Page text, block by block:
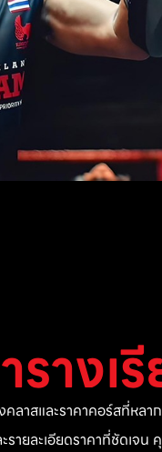
รางเ
คลาสและราคาคอร์สที่หล
รายละเอียดราคาที่ชัดเจ